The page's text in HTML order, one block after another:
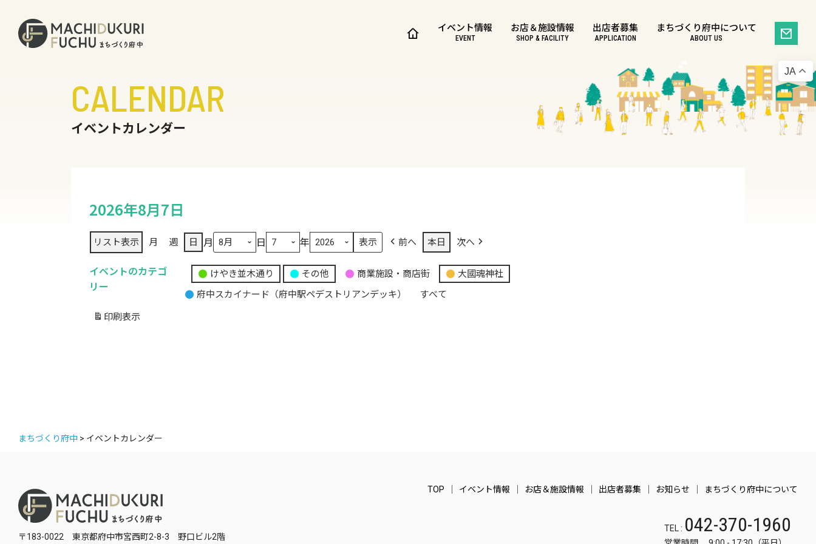
イベント情報
EVENT
お店＆施設情報
SHOP & FACILITY
出店者募集
APPLICATION
まちづくり府中について
ABOUT US
CALENDAR
イベントカレンダー
2026年8月7日
リスト表示 月 週 日 月 日 年 前へ 本日 次へ
イベントのカテゴ
リー
題
けやき並木通り その他 商業施設・商店街
大國魂神社
府中スカイナード（府中駅ペデストリアンデッキ）
すべて
印刷 表示
まちづくり府中 > イベントカレンダー
〒183-0022 東京都府中市宮西町2-8-3 野口ビル2階
TOP イベント情報 お店＆施設情報 出店者募集 お知らせ まちづくり府中について
TEL : 042-370-1960
JA